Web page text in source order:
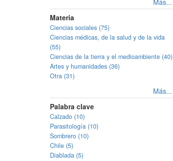
Más...
Materia
Ciencias sociales (75)
Ciencias médicas, de la salud y de la vida
(55)
Ciencias de la tierra y el medioambiente (40)
Artes y humanidades (36)
Otra (31)
Más...
Palabra clave
Calzado (10)
Parasitología (10)
Sombrero (10)
Chile (5)
Diablada (5)